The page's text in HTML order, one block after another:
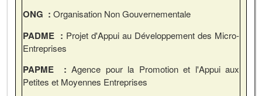
ONG : Organisation Non Gouvernementale
PADME : Projet d'Appui au Développement des Micro-
Entreprises
PAPME :Agence pour la Promotion et l'Appui aux
Petites et Moyennes Entreprises